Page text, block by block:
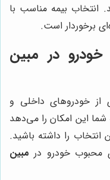
انتخاب بیمه مناسب با
برخوردار است.
در مبین
از خودروهای داخلی و
شما این امکان را می‌دهد
انتخاب را داشته باشید.
محبوب خودرو در مبین